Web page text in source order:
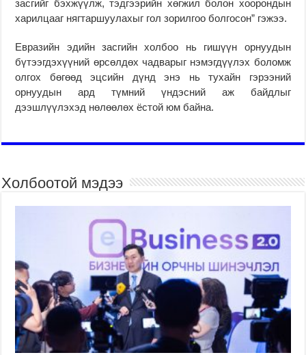
засгийг бэхжүүлж, тэдгээрийн хөгжил болон хоорондын
харилцааг нягтаршуулахыг гол зорилгоо болгосон” гэжээ.
Евразийн эдийн засгийн холбоо нь гишүүн орнуудын
бүтээгдэхүүний өрсөлдөх чадварыг нэмэгдүүлэх боломж
олгох бөгөөд эцсийн дүнд энэ нь тухайн гэрээний
орнуудын ард түмний үндэсний аж байдлыг
дээшлүүлэхэд нөлөөлөх ёстой юм байна.
Холбоотой мэдээ